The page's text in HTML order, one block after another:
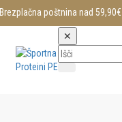
Brezplačna poštnina nad 59,90€
✕